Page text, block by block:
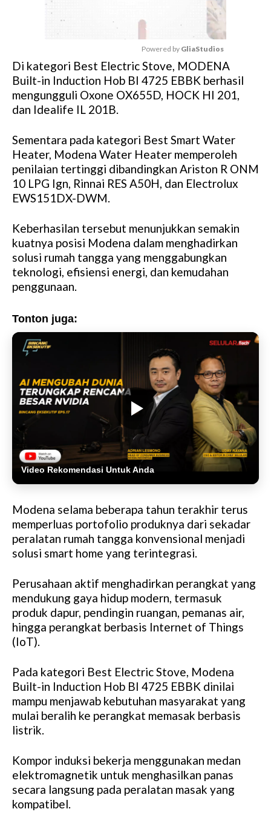
M
u
t
Powered by GliaStudios
Di kategori Best Electric Stove, MODENA
Built-in Induction Hob BI 4725 EBBK berhasil
mengungguli Oxone OX655D, HOCK HI 201,
dan Idealife IL 201B.
Sementara pada kategori Best Smart Water
Heater, Modena Water Heater memperoleh
penilaian tertinggi dibandingkan Ariston R ONM
10 LPG Ign, Rinnai RES A50H, dan Electrolux
EWS151DX-DWM.
Keberhasilan tersebut menunjukkan semakin
kuatnya posisi Modena dalam menghadirkan
solusi rumah tangga yang menggabungkan
teknologi, efisiensi energi, dan kemudahan
penggunaan.
Tonton juga:
Video Rekomendasi Untuk Anda
Modena selama beberapa tahun terakhir terus
memperluas portofolio produknya dari sekadar
peralatan rumah tangga konvensional menjadi
solusi smart home yang terintegrasi.
Perusahaan aktif menghadirkan perangkat yang
mendukung gaya hidup modern, termasuk
produk dapur, pendingin ruangan, pemanas air,
hingga perangkat berbasis Internet of Things
(IoT).
Pada kategori Best Electric Stove, Modena
Built-in Induction Hob BI 4725 EBBK dinilai
mampu menjawab kebutuhan masyarakat yang
mulai beralih ke perangkat memasak berbasis
listrik.
Kompor induksi bekerja menggunakan medan
elektromagnetik untuk menghasilkan panas
secara langsung pada peralatan masak yang
kompatibel.